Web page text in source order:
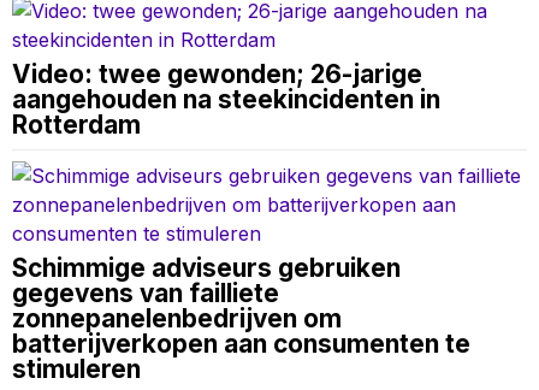
Video: twee gewonden; 26-jarige
aangehouden na steekincidenten in
Rotterdam
Schimmige adviseurs gebruiken
gegevens van failliete
zonnepanelenbedrijven om
batterijverkopen aan consumenten te
stimuleren